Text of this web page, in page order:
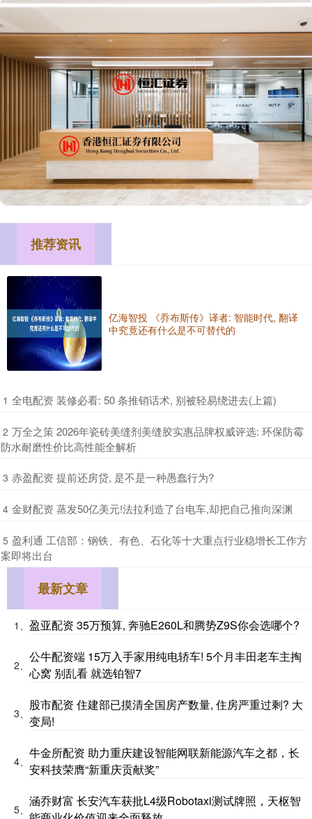
推荐资讯
亿海智投 《乔布斯传》译者: 智能时代, 翻译
中究竟还有什么是不可替代的
1 ​全电配资 装修必看: 50 条推销话术, 别被轻易绕进去(上篇)
2 ​万全之策 2026年瓷砖美缝剂美缝胶实惠品牌权威评选: 环保防霉
防水耐磨性价比高性能全解析
3 ​赤盈配资 提前还房贷, 是不是一种愚蠢行为?
4 ​金财配资 蒸发50亿美元!法拉利造了台电车,却把自己推向深渊
5 ​盈利通 工信部：钢铁、有色、石化等十大重点行业稳增长工作方
案即将出台
最新文章
1、 盈亚配资 35万预算, 奔驰E260L和腾势Z9S你会选哪个?
2、
公牛配资端 15万入手家用纯电轿车! 5个月丰田老车主掏
心窝 别乱看 就选铂智7
3、
股市配资 住建部已摸清全国房产数量, 住房严重过剩? 大
变局!
4、
牛金所配资 助力重庆建设智能网联新能源汽车之都，长
安科技荣膺“新重庆贡献奖”
5、
涵乔财富 长安汽车获批L4级Robotaxi测试牌照，天枢智